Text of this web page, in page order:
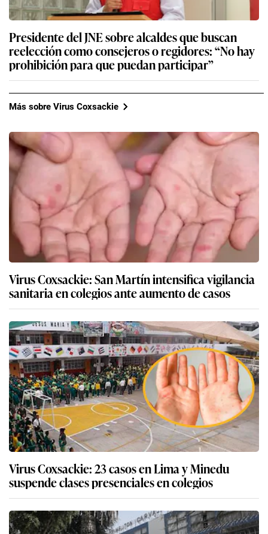
Presidente del JNE sobre alcaldes que buscan
reelección como consejeros o regidores: “No hay
prohibición para que puedan participar”
Más sobre Virus Coxsackie
Virus Coxsackie: San Martín intensifica vigilancia
sanitaria en colegios ante aumento de casos
Virus Coxsackie: 23 casos en Lima y Minedu
suspende clases presenciales en colegios